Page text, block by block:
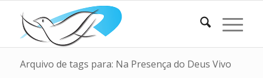
Arquivo de tags para: Na Presença do Deus Vivo